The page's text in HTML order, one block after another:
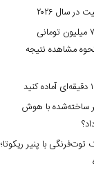
سال ۲۰۲۶
استعلام وام ضروری ۷۵ میلیون تومانی
مشاهده نتیجه
ساخته‌شده با هوش
با پنیر ریکوتا؛